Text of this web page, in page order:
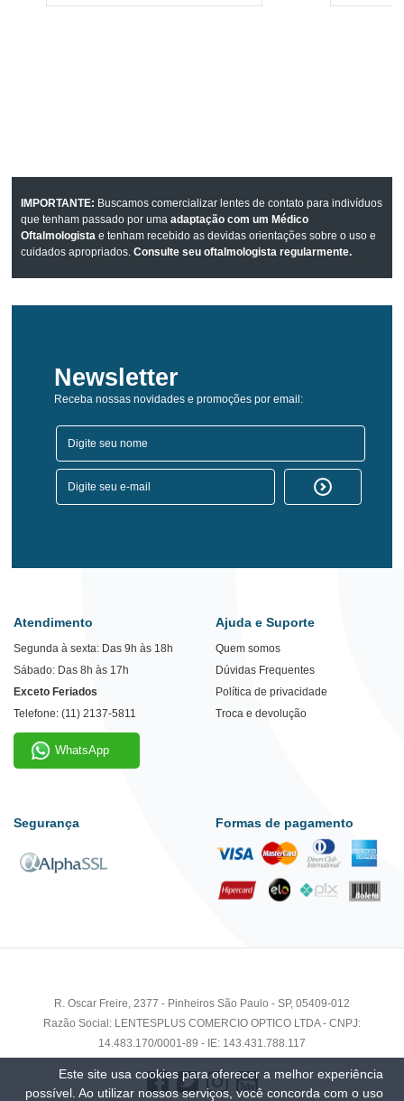
IMPORTANTE: Buscamos comercializar lentes de contato para indivíduos
que tenham passado por umaadaptação com um Médico
Oftalmologista e tenham recebido as devidas orientações sobre o uso e
cuidados apropriados.Consulte seu oftalmologista regularmente.
Newsletter
Receba nossas novidades e promoções por email:
Atendimento
Segunda à sexta: Das 9h às 18h
Sábado: Das 8h às 17h
Exceto Feriados
Telefone: (11) 2137-5811
WhatsApp
Ajuda e Suporte
Quem somos
Dúvidas Frequentes
Política de privacidade
Troca e devolução
Segurança Formas de pagamento
R. Oscar Freire, 2377 - Pinheiros São Paulo - SP, 05409-012
Razão Social: LENTESPLUS COMERCIO OPTICO LTDA - CNPJ:
14.483.170/0001-89 - IE: 143.431.788.117
Este site usa cookies para oferecer a melhor experiência
possível. Ao utilizar nossos serviços, você concorda com o uso